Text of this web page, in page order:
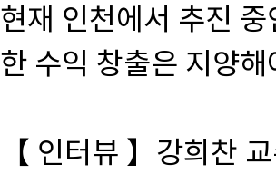
현재 인천에서 추진
한 수익 창출은 지양
【 인터뷰 】강희찬